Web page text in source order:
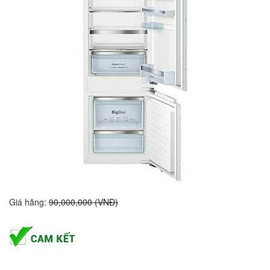
Giá hãng: 90,000,000 (VNĐ)